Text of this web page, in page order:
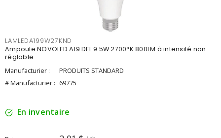
LAMLEDA199W27KND
Ampoule NOVOLED A19 DEL 9.5W 2700°K 800LM à intensité non
réglable
Manufacturier :
PRODUITS STANDARD
# Manufacturier : 69775
En inventaire